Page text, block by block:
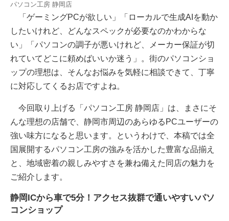
パソコン工房 静岡店
「ゲーミングPCが欲しい」「ローカルで生成AIを動か
したいけれど、どんなスペックが必要なのかわからな
い」「パソコンの調子が悪いけれど、メーカー保証が切
れていてどこに頼めばいいか迷う」。街のパソコンショ
ップの理想は、そんなお悩みを気軽に相談できて、丁寧
に対応してくるお店ですよね。
今回取り上げる「パソコン工房 静岡店」は、まさにそ
んな理想の店舗で、静岡市周辺のあらゆるPCユーザーの
強い味方になると思います。というわけで、本稿では全
国展開するパソコン工房の強みを活かした豊富な品揃え
と、地域密着の親しみやすさを兼ね備えた同店の魅力を
ご紹介します。
静岡ICから車で5分！アクセス抜群で通いやすいパソ
コンショップ